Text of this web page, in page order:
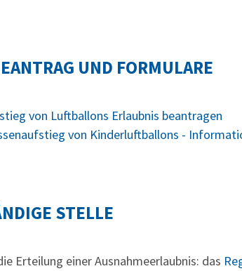
UND FORMULARE
von Luftballons Erlaubnis beantragen
von Kinderluftballons -
STELLE
Erteilung einer Ausnahmeerlaubnis: das